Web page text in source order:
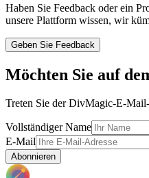
Haben Sie Feedback oder ein
unsere Plattform wissen, wir
Geben Sie Feedback
Möchten Sie auf
Treten Sie der DivMagic-E-
Vollständiger Name
E-Mail
Abonnieren